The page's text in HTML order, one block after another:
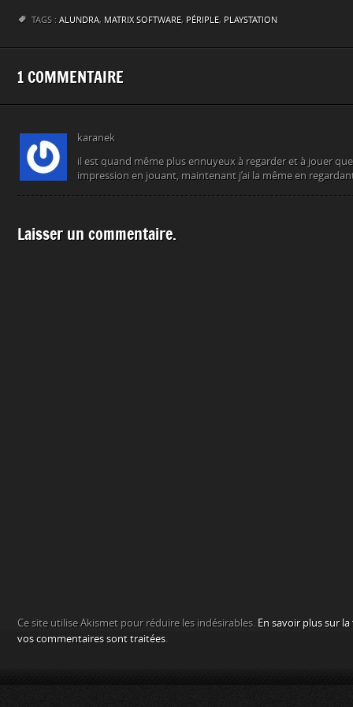
TAGS : ALUNDRA, MATRIX SOFTWARE, PÉRIPLE, PLAYSTATION
1 COMMENTAIRE
karanek
il est quand même plus ennuyeux à regarder et à jouer que
impression en jouant, maintenant j’ai la même en
Laisser un commentaire.
Ce site utilise Akismet pour réduire les indésirables. En savoir plus sur
vos commentaires sont traitées.